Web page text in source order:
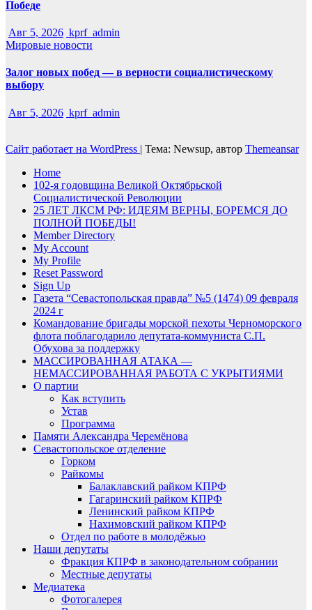
Победе
Авг 5, 2026 kprf_admin
Мировые новости
Залог новых побед — в верности социалистическому
выбору
Авг 5, 2026 kprf_admin
Сайт работает на WordPress | Тема: Newsup, автор Themeansar
Home
102-я годовщина Великой Октябрьской
Социалистической Революции
25 ЛЕТ ЛКСМ РФ: ИДЕЯМ ВЕРНЫ, БОРЕМСЯ ДО
ПОЛНОЙ ПОБЕДЫ!
Member Directory
My Account
My Profile
Reset Password
Sign Up
Газета “Севастопольская правда” №5 (1474) 09 февраля
2024 г
Командование бригады морской пехоты Черноморского
флота поблагодарило депутата-коммуниста С.П.
Обухова за поддержку
МАССИРОВАННАЯ АТАКА —
НЕМАССИРОВАННАЯ РАБОТА С УКРЫТИЯМИ
О партии
Как вступить
Устав
Программа
Памяти Александра Черемёнова
Севастопольское отделение
Горком
Райкомы
Балаклавский райком КПРФ
Гагаринский райком КПРФ
Ленинский райком КПРФ
Нахимовский райком КПРФ
Отдел по работе в молодёжью
Наши депутаты
Фракция КПРФ в законодательном собрании
Местные депутаты
Медиатека
Фотогалерея